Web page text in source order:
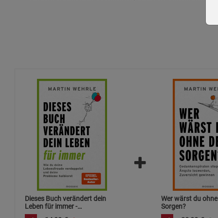
Dieses Buch verändert dein
Leben für immer -
Mängelartikel
Wer wärst du
Sorgen?